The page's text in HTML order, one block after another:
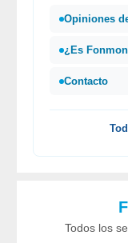
Opiniones
¿Es
Contacto
Todos los